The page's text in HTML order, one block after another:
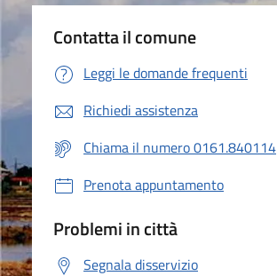
Contatta il comune
Leggi le domande frequenti
Richiedi assistenza
Chiama il numero 0161.840114
Prenota appuntamento
Problemi in città
Segnala disservizio